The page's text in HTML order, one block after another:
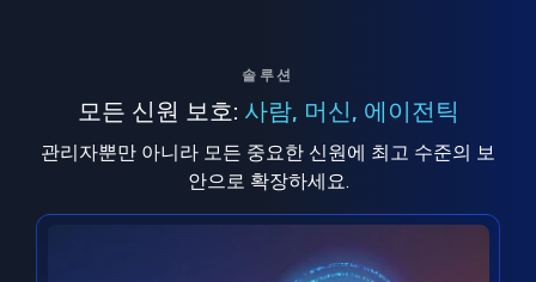
솔루션
모든 신원 보호: 사람, 머신, 에이전틱
관리자뿐만 아니라 모든 중요한 신원에 최고 수준의 보
안으로 확장하세요.